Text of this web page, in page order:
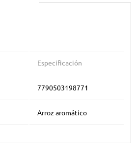
Especificación
7790503198771
Arroz aromático